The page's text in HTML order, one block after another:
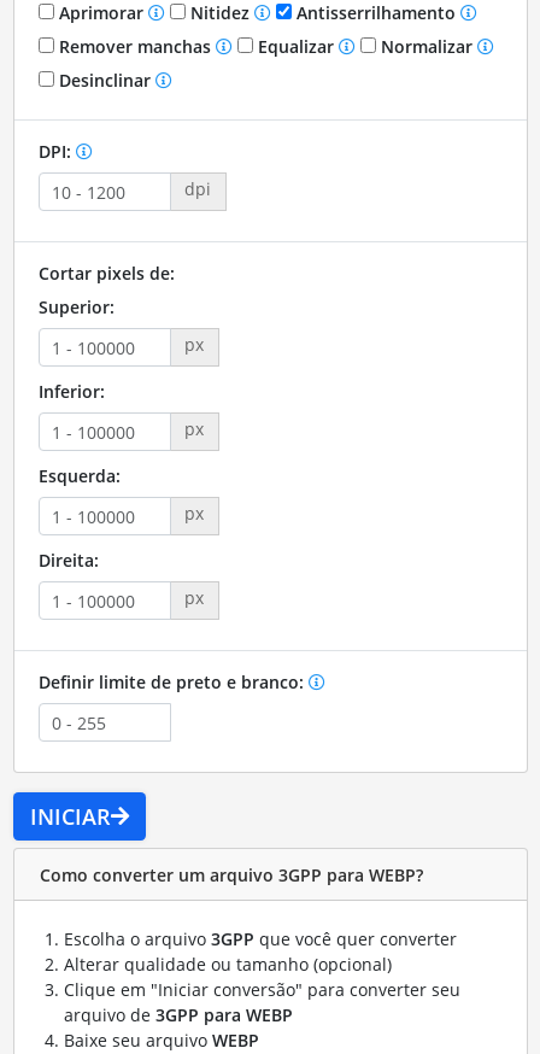
Aprimorar Nitidez
Antisserrilhamento
Remover manchas
Equalizar
Normalizar
Desinclinar
DPI:
dpi
Cortar pixels de:
Superior:
px
Inferior:
px
Esquerda:
px
Direita:
px
Definir limite de preto e branco:
INICIAR
Como converter um arquivo 3GPP para WEBP?
Escolha o arquivo 3GPP que você quer converter
Alterar qualidade ou tamanho (opcional)
Clique em "Iniciar conversão" para converter seu
arquivo de 3GPP para WEBP
Baixe seu arquivo WEBP